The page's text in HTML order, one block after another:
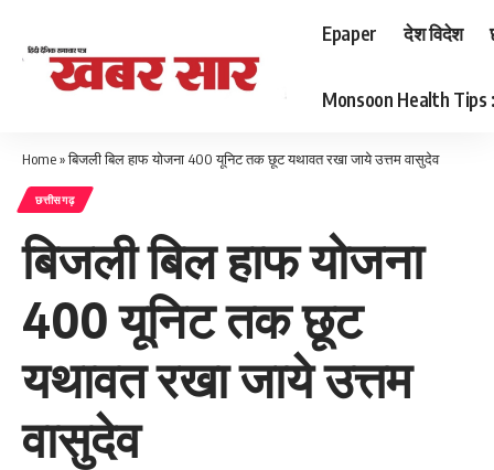
Epaper देश विदेश
Monsoon Health Tips :
Home»बिजली बिल हाफ योजना 400 यूनिट तक छूट यथावत रखा जाये उत्तम वासुदेव
छत्तीसगढ़
बिजली बिल हाफ योजना
400 यूनिट तक छूट
यथावत रखा जाये उत्तम
वासुदेव